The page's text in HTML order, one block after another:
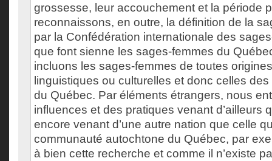
grossesse, leur accouchement et la période
reconnaissons, en outre, la définition de la
par la Confédération internationale des
que font sienne les sages-femmes du
incluons les sages-femmes de toutes
linguistiques ou culturelles et donc celles
du Québec. Par éléments étrangers, nous
influences et des pratiques venant d’ailleurs
encore venant d’une autre nation que celle
communauté autochtone du Québec, par
à bien cette recherche et comme il n’existe